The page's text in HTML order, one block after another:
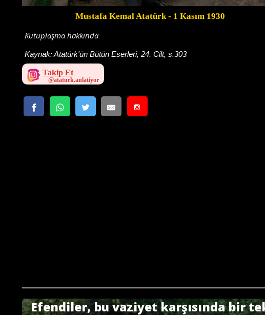
Mustafa Kemal Atatürk- 1 Kasım 1930
Kutuplaşma hakkında
Kaynak:Atatürk'ün Bütün Eserleri, 24. Cilt, s.303
Takip Et
Efendiler, bu vaziyet karşısında bir